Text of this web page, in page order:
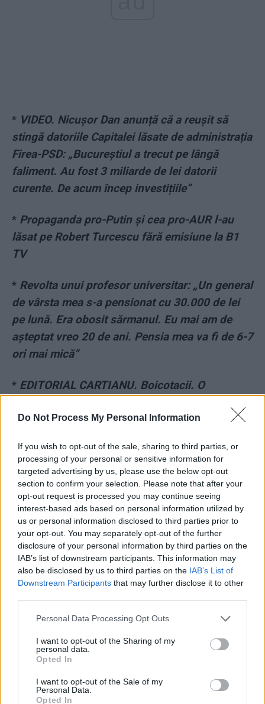
Do Not Process My Personal Information
If you wish to opt-out of the sale, sharing to third parties, or
processing of your personal or sensitive information for
targeted advertising by us, please use the below opt-out
section to confirm your selection. Please note that after your
opt-out request is processed you may continue seeing
interest-based ads based on personal information utilized by
us or personal information disclosed to third parties prior to
your opt-out. You may separately opt-out of the further
disclosure of your personal information by third parties on the
IAB’s list of downstream participants. This information may
also be disclosed by us to third parties on the IAB’s List of
Downstream Participants that may further disclose it to other
Personal Data Processing Opt Outs
I want to opt-out of the Sharing of my
personal data.
Opted In
I want to opt-out of the Sale of my
Personal Data.
Opted In
* VIDEO. Nicușor Dan anunță că a reușit să
stingă datoriile Capitalei lăsate de administrația
Firea-PSD: „Bucureștiul a trecut pe lângă
faliment. Au fost 3 miliarde de lei datorii
curente. De acum încep investițiile”
* Propaganda pro-Putin și cea pro-AUR l-au
lăsat pe Robert Turcescu fără emisiune la B1
TV
* Revolta unui profesor universitar: „Un general
de vârsta mea s-a pensionat cu 30.000 de lei
pe lună. Era obosit sărmanul. Eu mai am de
așteptat vreo 20 de ani. Pensia mea va fi de 6-7
ori mai mică“
* EDITORIAL CARTIANU. Boicotacii. O
oameni serioși. Sau cum poți să faci rău
*A căzut primul cap din Mafia TVR Sport.
Oprean, bișnițarul de bilete, și-a dat demisia ca
să scape de cercetarea disciplinară, dar nu
poate scăpa de ancheta penală. Panică printre
complicii săi: oare îi va „turna”?!
*Cursă contracronometru: SUA și aliații din
NATO pregătesc Ucraina pentru iminenta
ofensivă de primăvară a Rusiei. Așa se explică
livrarea armamentului greu
- Advertisement -